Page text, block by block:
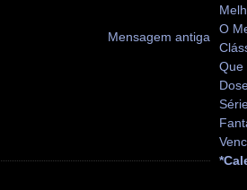
Mensagem antiga
O
Que